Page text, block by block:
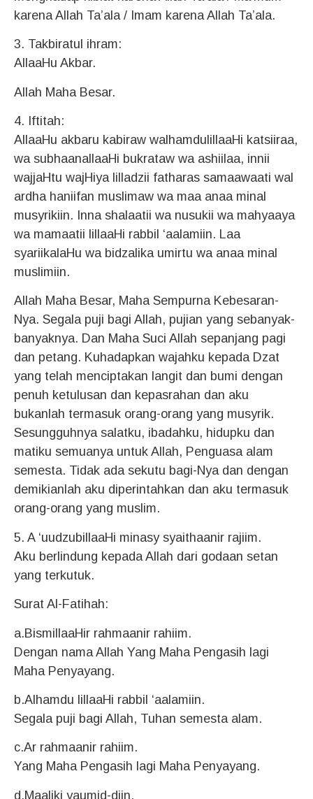
karena Allah Ta’ala / Imam karena Allah Ta’ala.
3. Takbiratul ihram:
AllaaHu Akbar.
Allah Maha Besar.
4. Iftitah:
AllaaHu akbaru kabiraw walhamdulillaaHi katsiiraa,
wa subhaanallaaHi bukrataw wa ashiilaa, innii
wajjaHtu wajHiya lilladzii fatharas samaawaati wal
ardha haniifan muslimaw wa maa anaa minal
musyrikiin. Inna shalaatii wa nusukii wa mahyaaya
wa mamaatii lillaaHi rabbil ‘aalamiin. Laa
syariikalaHu wa bidzalika umirtu wa anaa minal
muslimiin.
Allah Maha Besar, Maha Sempurna Kebesaran-
Nya. Segala puji bagi Allah, pujian yang sebanyak-
banyaknya. Dan Maha Suci Allah sepanjang pagi
dan petang. Kuhadapkan wajahku kepada Dzat
yang telah menciptakan langit dan bumi dengan
penuh ketulusan dan kepasrahan dan aku
bukanlah termasuk orang-orang yang musyrik.
Sesungguhnya salatku, ibadahku, hidupku dan
matiku semuanya untuk Allah, Penguasa alam
semesta. Tidak ada sekutu bagi-Nya dan dengan
demikianlah aku diperintahkan dan aku termasuk
orang-orang yang muslim.
5. A ‘uudzubillaaHi minasy syaithaanir rajiim.
Aku berlindung kepada Allah dari godaan setan
yang terkutuk.
Surat Al-Fatihah:
a.BismillaaHir rahmaanir rahiim.
Dengan nama Allah Yang Maha Pengasih lagi
Maha Penyayang.
b.Alhamdu lillaaHi rabbil ‘aalamiin.
Segala puji bagi Allah, Tuhan semesta alam.
c.Ar rahmaanir rahiim.
Yang Maha Pengasih lagi Maha Penyayang.
d.Maaliki yaumid-diin.